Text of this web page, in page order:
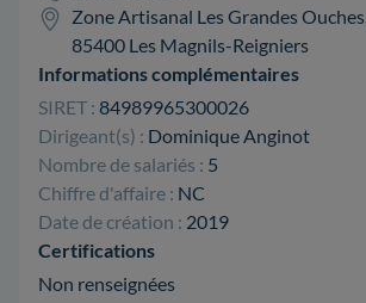
Zone Artisanal Les Grandes Ouches,
85400 Les Magnils-Reigniers
Informations complémentaires
SIRET : 84989965300026
Dirigeant(s) : Dominique Anginot
Nombre de salariés : 5
Chiffre d'affaire : NC
Date de création : 2019
Certifications
Non renseignées